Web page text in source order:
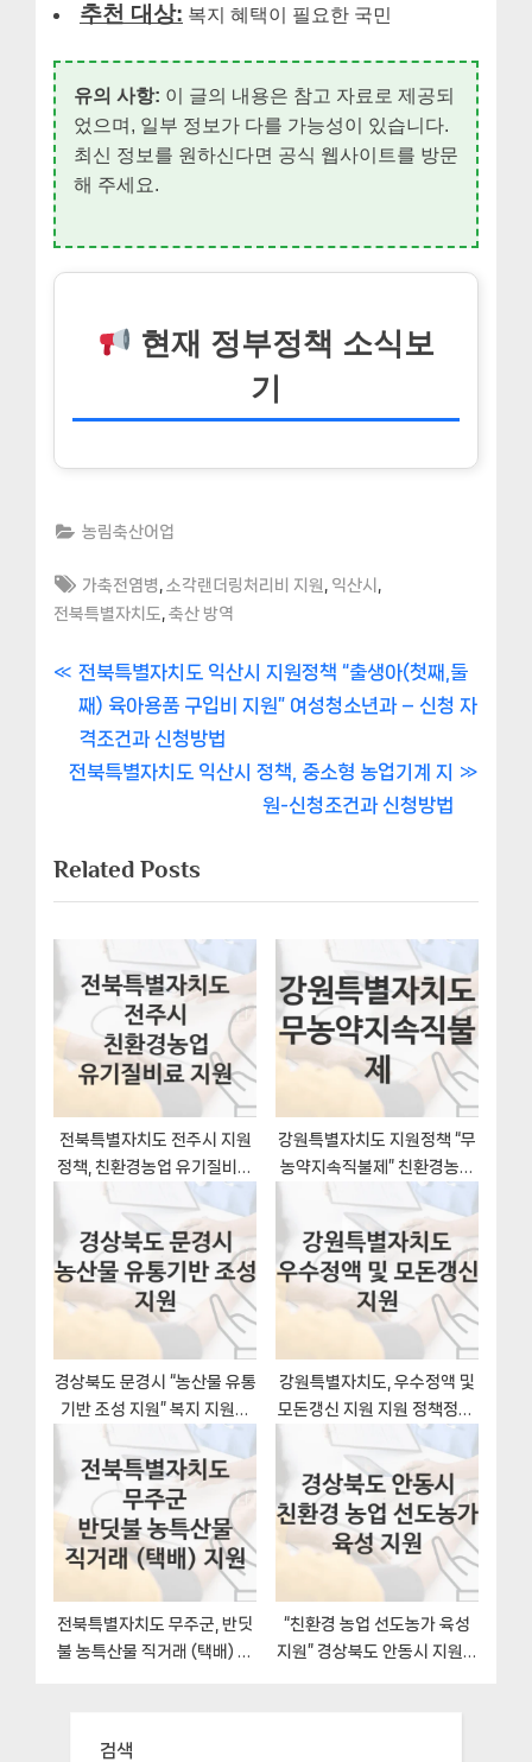
추천 대상: 복지 혜택이 필요한 국민
유의 사항: 이 글의 내용은 참고 자료로 제공되
었으며, 일부 정보가 다를 가능성이 있습니다.
최신 정보를 원하신다면 공식 웹사이트를 방문
해 주세요.
현재 정부정책 소식보
기
농림축산어업
Tags:
가축전염병 소각랜더링처리비 지원 익산시
전북특별자치도 축산 방역
글
내
비
이
P
r
e
v
u
s
o
s
:
전북특별자치도 익산시 지원정책 “출생아(첫째,둘
째) 육아용품 구입비 지원” 여성청소년과 – 신청 자
격조건과 신청방법
N
t
P
전북특별자치도 익산시 정책, 중소형 농업기계 지
원-신청조건과 신청방법
Related Posts
전북특별자치도 전주시 지원
정책, 친환경농업 유기질비료
지원-신청방법과 구비서류
강원특별자치도 지원정책 “무
농약지속직불제” 친환경농업
과 – 신청 구비서류와 자격
경상북도 문경시 “농산물 유통
기반 조성 지원” 복지 지원혜
택 신청조건과 자격조건
강원특별자치도, 우수정액 및
모돈갱신 지원 지원 정책정리,
신청 방법과 자격조건
전북특별자치도 무주군, 반딧
불 농특산물 직거래 (택배) 지
“친환경 농업 선도농가 육성
지원” 경상북도 안동시 지원혜
검색